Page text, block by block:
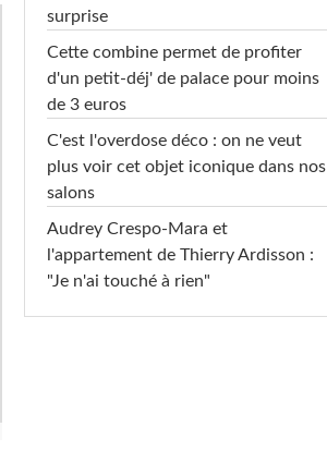
surprise
Cette combine permet de profiter
d'un petit-déj' de palace pour moins
de 3 euros
C'est l'overdose déco : on ne veut
plus voir cet objet iconique dans nos
salons
Audrey Crespo-Mara et
l'appartement de Thierry Ardisson :
"Je n'ai touché à rien"